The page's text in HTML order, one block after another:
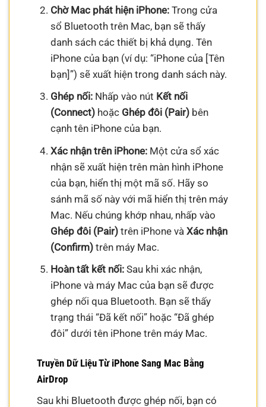
Chờ Mac phát hiện iPhone:Trong cửa
sổ Bluetooth trên Mac, bạn sẽ thấy
danh sách các thiết bị khả dụng. Tên
iPhone của bạn (ví dụ: “iPhone của [Tên
bạn]”) sẽ xuất hiện trong danh sách này.
Ghép nối:Nhấp vào nút Kết nối
(Connect)hoặc Ghép đôi (Pair)bên
cạnh tên iPhone của bạn.
Xác nhận trên iPhone:Một cửa sổ xác
nhận sẽ xuất hiện trên màn hình iPhone
của bạn, hiển thị một mã số. Hãy so
sánh mã số này với mã hiển thị trên máy
Mac. Nếu chúng khớp nhau, nhấp vào
Ghép đôi (Pair)trên iPhone và Xác nhận
(Confirm)trên máy Mac.
Hoàn tất kết nối:Sau khi xác nhận,
iPhone và máy Mac của bạn sẽ được
ghép nối qua Bluetooth. Bạn sẽ thấy
trạng thái “Đã kết nối” hoặc “Đã ghép
đôi” dưới tên iPhone trên máy Mac.
Truyền Dữ Liệu Từ iPhone Sang Mac Bằng
AirDrop
Sau khi Bluetooth được ghép nối, bạn có